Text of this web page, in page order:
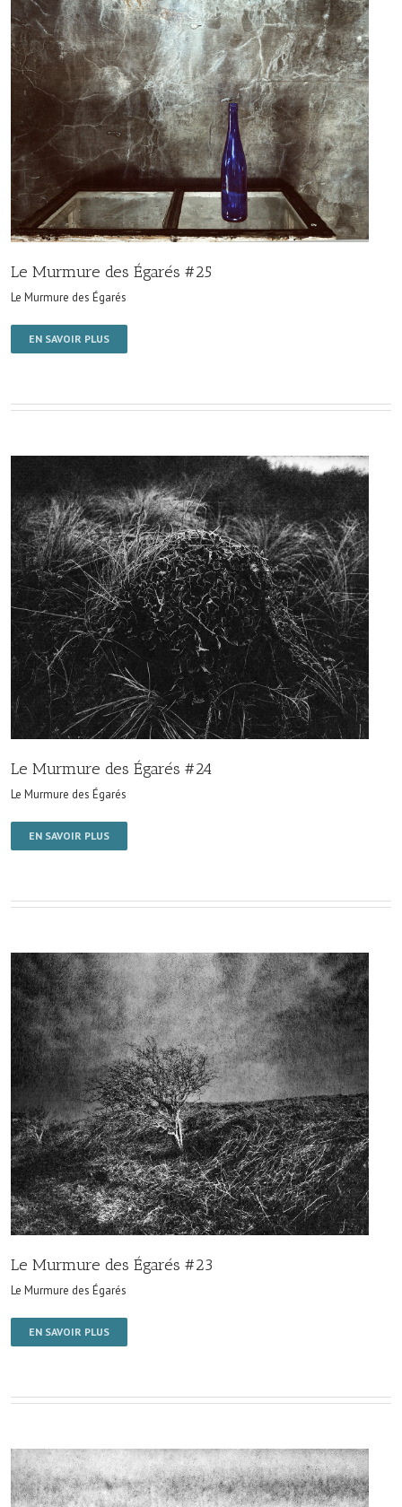
Le Murmure des Égarés #25
Le Murmure des Égarés
EN SAVOIR PLUS
Le Murmure des Égarés #24
Le Murmure des Égarés
EN SAVOIR PLUS
Le Murmure des Égarés #23
Le Murmure des Égarés
EN SAVOIR PLUS